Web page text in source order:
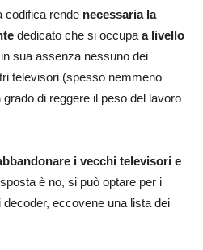
codifica rende necessaria la
dedicato che si occupa a livello
sua assenza nessuno dei
televisori (spesso nemmeno
di reggere il peso del lavoro
i vecchi televisori e
è no, si può optare per i
eccovene una lista dei